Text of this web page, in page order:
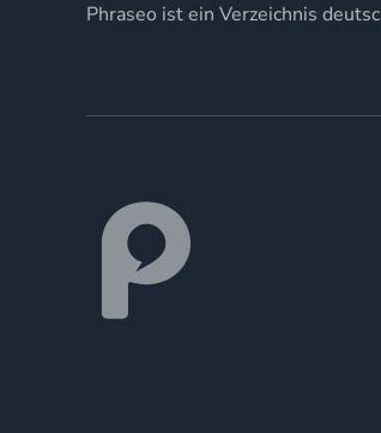
Phraseo ist ein Verzeichnis